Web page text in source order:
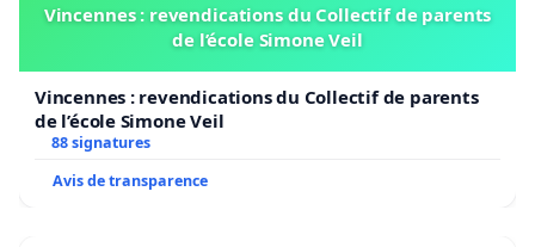
Vincennes : revendications du Collectif de parents
de l’école Simone Veil
Vincennes : revendications du Collectif de parents
de l’école Simone Veil
88 signatures
Avis de transparence